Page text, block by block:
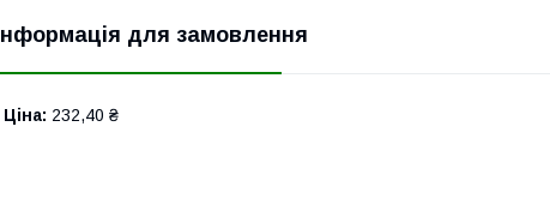
Інформація для замовлення
Ціна: 232,40 ₴